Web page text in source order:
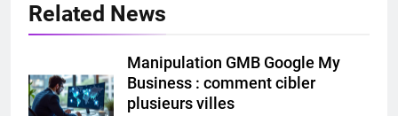
Related News
Manipulation GMB Google My
Business : comment cibler
plusieurs villes